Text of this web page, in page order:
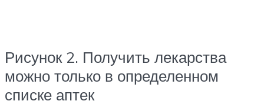
Рисунок 2. Получить лекарства
можно только в определенном
списке аптек